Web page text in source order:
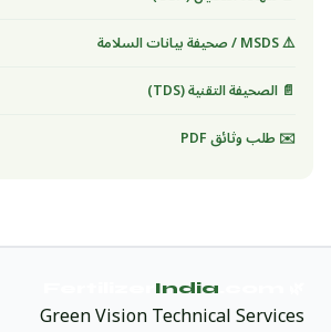
⚠️ MSDS / صحيفة بيانات السلامة
📄 الصحيفة التقنية (TDS)
✉️ طلب وثائق PDF
India
Green Vision Technical Services